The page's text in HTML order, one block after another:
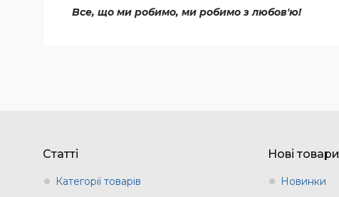
Все, що ми робимо, ми робимо з любов'ю!
Статті
Категорії товарів
Нові товари
Новинки